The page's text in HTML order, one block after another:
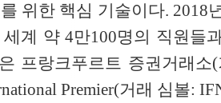
위한 핵심 기술이다. 2018
계 약 4만100명의 직원들
프랑크푸르트 증권거래
Premier(거래 심볼: